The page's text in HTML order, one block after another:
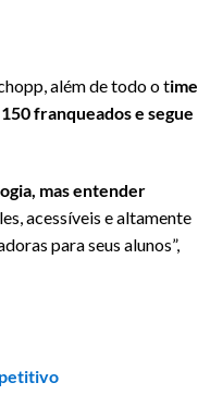
além de todo o time
franqueados e segue
mas entender
acessíveis e altamente
para seus alunos”,